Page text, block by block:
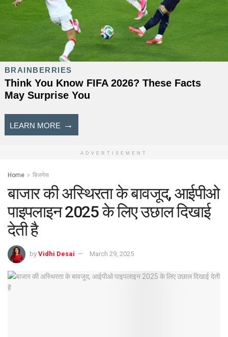
ADVERTISEMENT
Home बिजनेस
बाजार की अस्थिरता के बावजूद, आईपीओ
पाइपलाइन 2025 के लिए उछाल दिखाई
देती है
by Vidhi Desai March 29, 2025